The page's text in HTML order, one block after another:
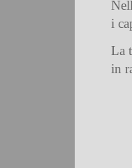
i
La
in